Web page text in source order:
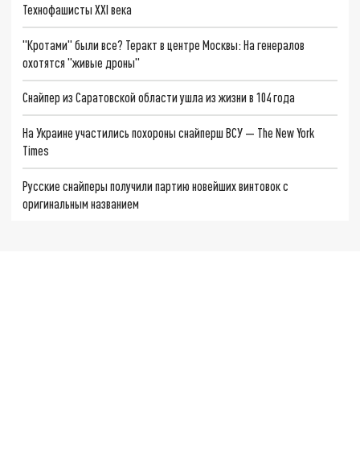
Технофашисты XXI века
"Кротами" были все? Теракт в центре Москвы: На генералов
охотятся "живые дроны"
Снайпер из Саратовской области ушла из жизни в 104 года
На Украине участились похороны снайперш ВСУ — The New York
Times
Русские снайперы получили партию новейших винтовок с
оригинальным названием